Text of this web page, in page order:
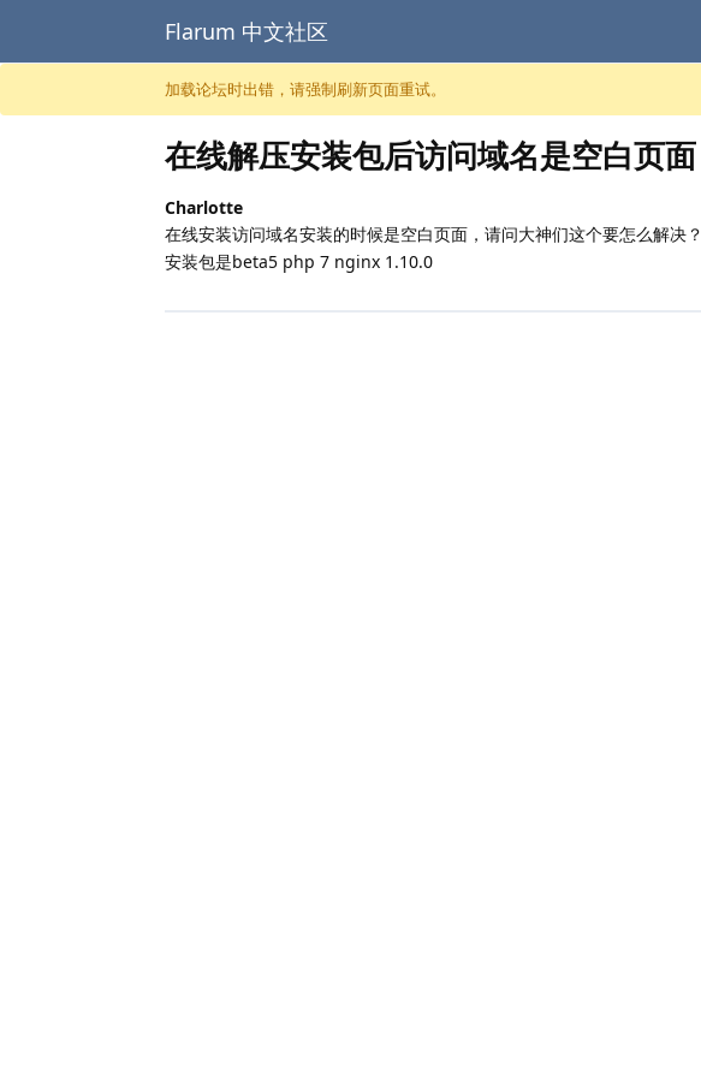
跳至内容
Flarum 中文社区
加载论坛时出错，请强制刷新页面重试。
在线解压安装包后访问域名是空白页面
Charlotte
在线安装访问域名安装的时候是空白页面，请问大神们这个要怎么解决？
安装包是beta5 php 7 nginx 1.10.0